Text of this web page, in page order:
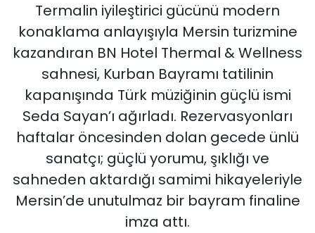
Termalin iyileştirici gücünü modern
konaklama anlayışıyla Mersin turizmine
kazandıran BN Hotel Thermal & Wellness
sahnesi, Kurban Bayramı tatilinin
kapanışında Türk müziğinin güçlü ismi
Seda Sayan’ı ağırladı. Rezervasyonları
haftalar öncesinden dolan gecede ünlü
sanatçı; güçlü yorumu, şıklığı ve
sahneden aktardığı samimi hikayeleriyle
Mersin’de unutulmaz bir bayram finaline
imza attı.